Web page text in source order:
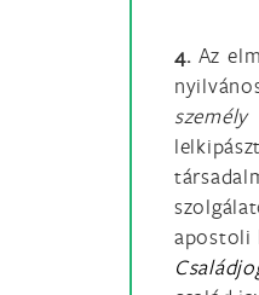
4. Az
apostoli